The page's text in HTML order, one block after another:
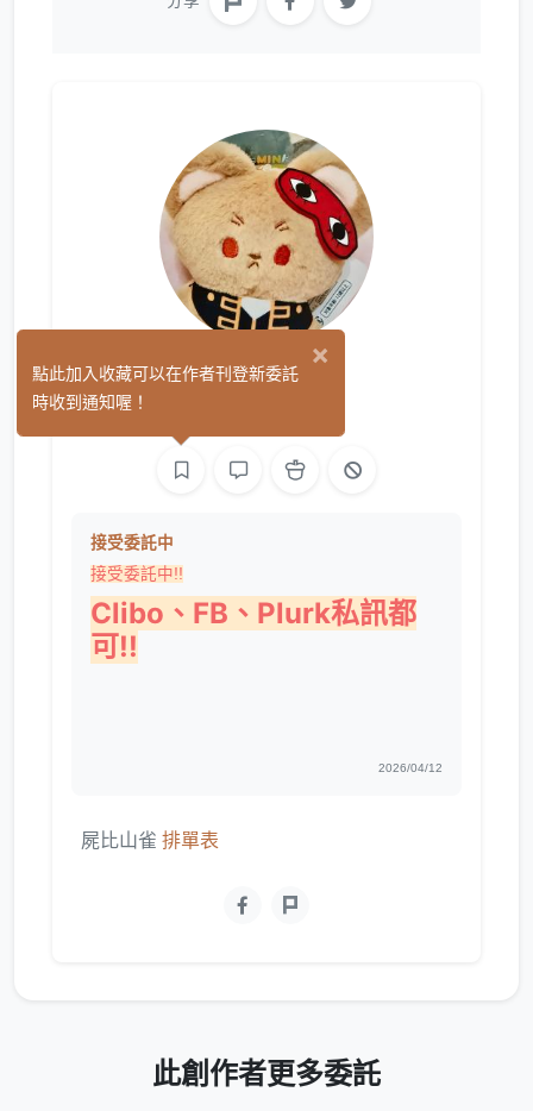
屍比山雀
接受委託中
接受委託中!!
Clibo、FB、Plurk私訊都
可!!
2026/04/12
屍比山雀 排單表
此創作者更多委託
×
點此加入收藏可以在作者刊登新委託
時收到通知喔！